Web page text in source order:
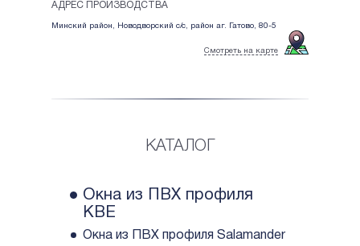
АДРЕС ПРОИЗВОДСТВА
Минский район, Новодворский с/с, район аг. Гатово, 80-5
Смотреть на карте
КАТАЛОГ
Окна из ПВХ профиля
KBE
Окна из ПВХ профиля Salamander